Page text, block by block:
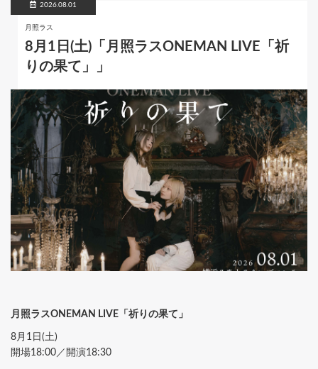
2026.08.01
月照ラス
8月1日(土)「月照ラスONEMAN LIVE「祈
りの果て」」
月照ラスONEMAN LIVE「祈りの果て」
8月1日(土)
開場18:00／開演18:30